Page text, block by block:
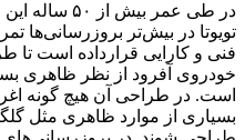
در طی عمر
تویوتا در بیش‌تر بروزرسانی‌ها
فنی و کارایی قرارداده است تا
خودروی آفرود از نظر ظاهری
است. در طراحی آن هیچ گونه
بسیاری از موارد ظاهری مثل